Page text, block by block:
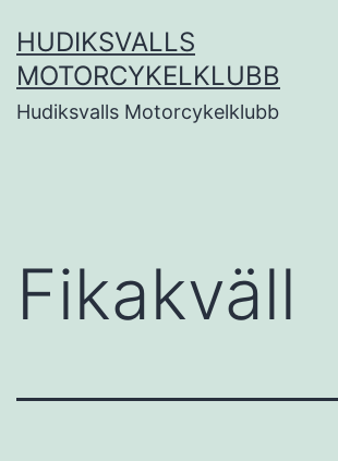
till
innehåll
HUDIKSVALLS
MOTORCYKELKLUBB
Hudiksvalls Motorcykelklubb
Fikakväll